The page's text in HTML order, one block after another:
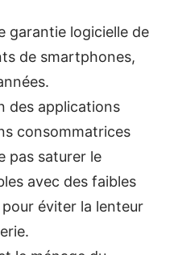
garantie logicielle de
de smartphones,
des applications
consommatrices
pas saturer le
avec des faibles
éviter la lenteur